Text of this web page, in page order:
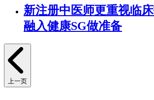
新注册中医师更重视临
融入健康SG做准备
上一页